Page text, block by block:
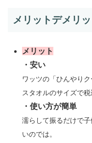
メリットデメリ
メリット
・安い
ワッツの「ひんやり
スタオルのサイズで税
・使い方が簡単
濡らして振るだけで
いのでは。